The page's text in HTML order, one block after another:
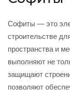
Софиты — это
строительстве
пространства и
выполняют не
защищают
позволяют